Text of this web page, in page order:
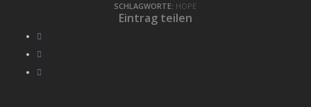
SCHLAGWORTE: HOPE
Eintrag teilen